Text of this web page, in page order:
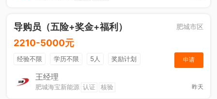
导购员（五险+奖金+福利） 肥城市区
2210-5000元
经验不限 学历不限 5人
奖励计划
销售奖金
社保五险
申请
王经理
肥城海宝新能源 认证 核验 昨天